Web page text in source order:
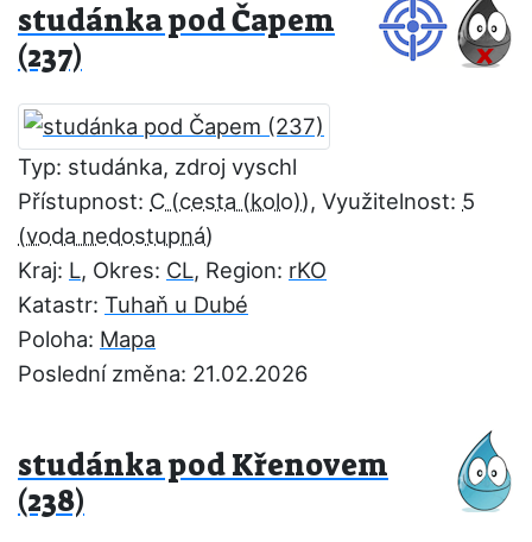
studánka pod Čapem
(237)
Typ: studánka, zdroj vyschl
Přístupnost: C , Využitelnost: 5
Kraj: L, Okres: CL, Region: rKO
Katastr: Tuhaň u Dubé
Poloha: Mapa
Poslední změna: 21.02.2026
studánka pod Křenovem
(238)